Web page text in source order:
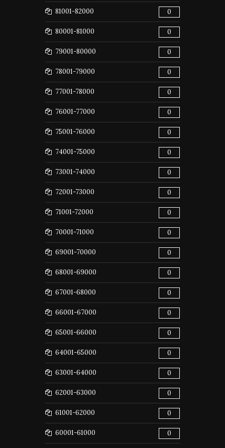
81001-82000 0
80001-81000 0
79001-80000 0
78001-79000 0
77001-78000 0
76001-77000 0
75001-76000 0
74001-75000 0
73001-74000 0
72001-73000 0
71001-72000 0
70001-71000 0
69001-70000 0
68001-69000 0
67001-68000 0
66001-67000 0
65001-66000 0
64001-65000 0
63001-64000 0
62001-63000 0
61001-62000 0
60001-61000 0